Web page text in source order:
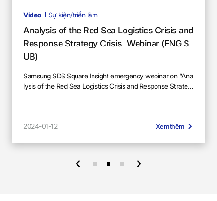
Video Sự kiện/triển lãm
Analysis of the Red Sea Logistics Crisis and
Response Strategy Crisis│Webinar (ENG S
UB)
Samsung SDS Square Insight emergency webinar on “Ana
lysis of the Red Sea Logistics Crisis and Response Strateg
2024-01-12
Xem thêm